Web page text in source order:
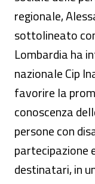
regionale,
sottolineato
Lombardia ha
nazionale Cip
favorire la
conoscenza
persone con
partecipazione
destinatari, in